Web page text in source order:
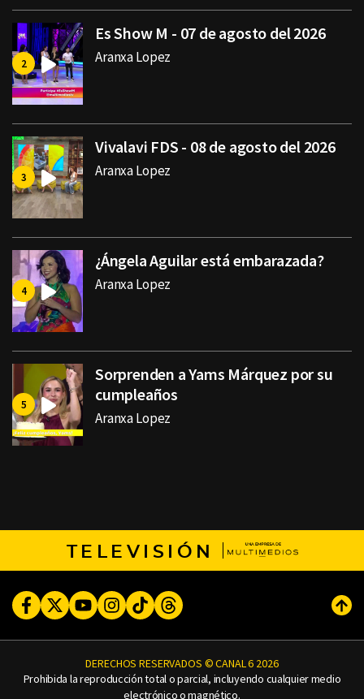
Es Show M - 07 de agosto del 2026
Aranxa Lopez
Vivalavi FDS - 08 de agosto del 2026
Aranxa Lopez
¿Ángela Aguilar está embarazada?
Aranxa Lopez
Sorprenden a Yams Márquez por su
cumpleaños
Aranxa Lopez
TELEVISIÓN
FacebookTwitterYoutubeInstagram
TikTokThreads
DERECHOS RESERVADOS © CANAL 6 2026
Prohibida la reproducción total o parcial, incluyendo cualquier medio
electrónico o magnético.